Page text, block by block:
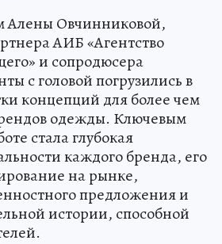
Алены Овчинниковой,
АИБ «Агентство
и сопродюсера
с головой погрузились в
концепций для более чем
одежды. Ключевым
стала глубокая
каждого бренда, его
на рынке,
предложения и
истории, способной